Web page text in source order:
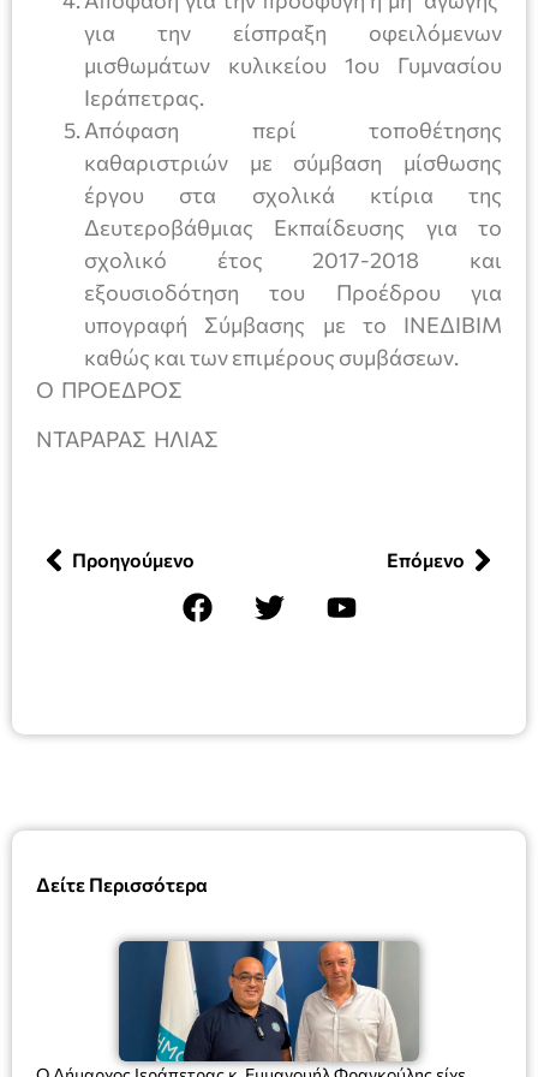
Δείτε Περισσότερα
για την είσπραξη οφειλόμενων
μισθωμάτων κυλικείου 1ου Γυμνασίου
Ιεράπετρας.
Απόφαση περί τοποθέτησης
καθαριστριών με σύμβαση μίσθωσης
έργου στα σχολικά κτίρια της
Δευτεροβάθμιας Εκπαίδευσης για το
σχολικό έτος 2017-2018 και
εξουσιοδότηση του Προέδρου για
υπογραφή Σύμβασης με το ΙΝΕΔΙΒΙΜ
καθώς και των επιμέρους συμβάσεων.
O ΠΡΟΕΔΡΟΣ
ΝΤΑΡΑΡΑΣ ΗΛΙΑΣ
Προηγούμενο Επόμενο